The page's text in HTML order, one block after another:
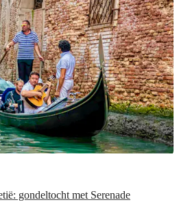
gondeltocht met Serenade